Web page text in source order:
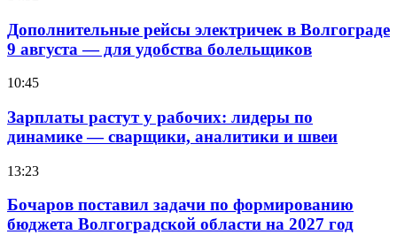
Дополнительные рейсы электричек в Волгограде
9 августа — для удобства болельщиков
10:45
Зарплаты растут у рабочих: лидеры по
динамике — сварщики, аналитики и швеи
13:23
Бочаров поставил задачи по формированию
бюджета Волгоградской области на 2027 год